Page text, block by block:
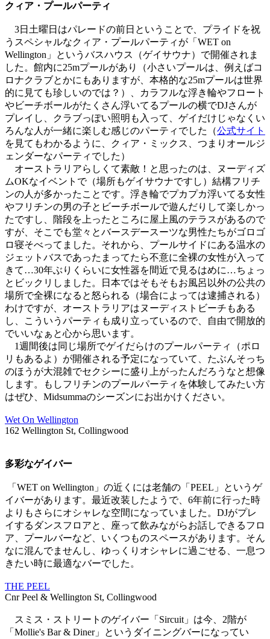
クィア・プールパーティ
3日土曜日はパレードの前日ということで、プライドを祝
うスペシャルなクィア・プールパーティが「WET on
Wellington」というバスハウス（ゲイサウナ）で開催されま
した。館内に25mプールがあり（小さいプールは、例えばコ
ロナクラブとかにもありますが、本格的な25mプールは世界
的に見ても珍しいのでは？）、カラフルな浮き輪やフロート
やビーチボールがたくさん浮いてるプールの横でDJさんが
プレイし、クラブっぽい照明も入って、ゲイだけじゃなくい
ろんな人が一緒に楽しむ感じのパーティでした（公式サイト
を見てもわかるように、クィア・ミックス、つまりオールジ
ェンダーなパーティでした）
オーストラリアらしくて素敵！と思ったのは、ヌーディズ
ムOKなイベントで（場所もゲイサウナですし）結構フリチ
ンの人が多かったことです。浮き輪でプカプカ浮いてる女性
やフリチンの男の子とビーチボールで遊んだりして楽しかっ
たですし、階段を上ったところに屋上風のテラスがあるので
すが、そこでも堂々とバースデースーツな男性たちがゴロゴ
ロ寝そべってました。それから、プールサイドにある温水の
ジェットバスであったまってたら不意に全裸の女性が入って
きて…30年ぶりくらいに女性器を間近で見るはめに…ちょっ
とビックリしました。日本ではそもそもお風呂以外の公共の
場所で全裸になると怒られる（場合によっては逮捕される）
わけですが、オーストラリアはヌーディストビーチもある
し、こういうパーティも成り立っているので、自由で開放的
でいいなぁと心から思います。
1週間後は同じ場所でゲイだらけのプールパーティ（ポロ
リもあるよ）が開催される予定になっていて、たぶんそっち
のほうが大混雑でセクシーに盛り上がったんだろうなと想像
します。もしフリチンのプールパーティを体験してみたい方
はぜひ、Midsummaのシーズンにお出かけください。
Wet On Wellington
162 Wellington St, Collingwood
多彩なゲイバー
「WET on Wellington」の近くには老舗の「PEEL」というゲ
イバーがあります。最近改装したようで、6年前に行った時
よりもさらにオシャレな空間になっていました。DJがプレ
イするダンスフロアと、座って飲みながらお話しできるフロ
ア、プールバーなど、いくつものスペースがあります。そん
なに混んでませんし、ゆっくりオシャレに過ごせる、一息つ
きたい時に最適なバーでした。
THE PEEL
Cnr Peel & Wellington St, Collingwood
スミス・ストリートのゲイバー「Sircuit」は今、2階が
「Mollie's Bar & Diner」というダイニングバーになってい